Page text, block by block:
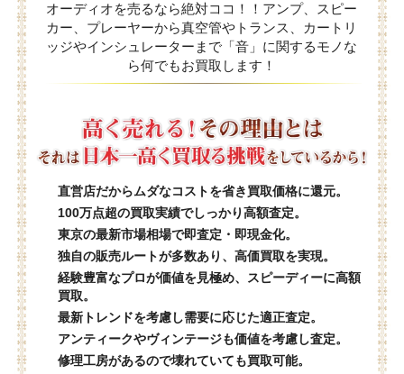
オーディオを売るなら絶対ココ！！アンプ、スピー
カー、プレーヤーから真空管やトランス、カートリ
ッジやインシュレーターまで「音」に関するモノな
ら何でもお買取します！
直営店だからムダなコストを省き買取価格に還元。
100万点超の買取実績でしっかり高額査定。
東京の最新市場相場で即査定・即現金化。
独自の販売ルートが多数あり、高価買取を実現。
経験豊富なプロが価値を見極め、スピーディーに高額
買取。
最新トレンドを考慮し需要に応じた適正査定。
アンティークやヴィンテージも価値を考慮し査定。
修理工房があるので壊れていても買取可能。